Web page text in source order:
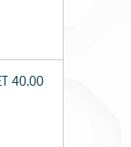
40.00